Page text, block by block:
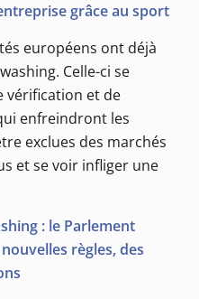
grâce au sport
européens ont déjà
Celle-ci se
vérification et de
enfreindront les
exclues des marchés
et se voir infliger une
: le Parlement
règles, des